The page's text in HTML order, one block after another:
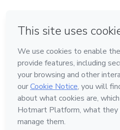
Hecho con❤ en Ciudad de México
Conoce Hotmart
Idioma
Español